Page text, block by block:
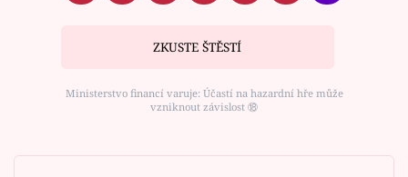
ZKUSTE ŠTĚSTÍ
Ministerstvo financí varuje: Účastí na hazardní hře může
vzniknout závislost ⑱